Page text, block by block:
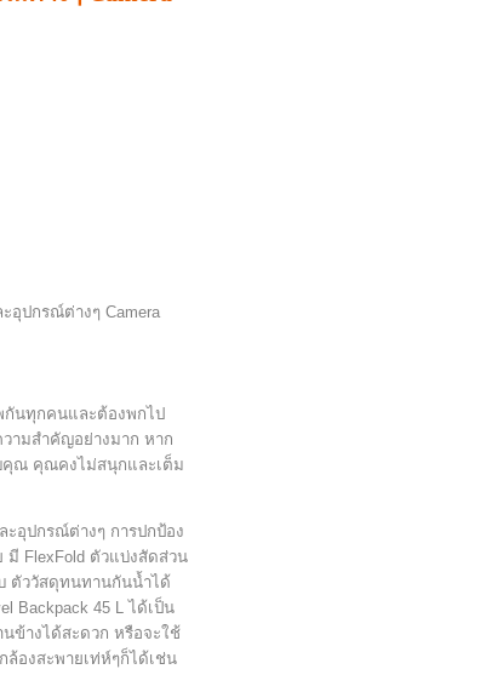
อุปกรณ์ต่างๆ Camera
กันทุกคนและต้องพกไป
ามสำคัญอย่างมาก หาก
คุณ คุณคงไม่สนุกและเต็ม
ะอุปกรณ์ต่างๆ การปกป้อง
FlexFold ตัวแบ่งสัดส่วน
ตัววัสดุทนทานกันน้ำได้
Backpack 45 L ได้เป็น
ข้างได้สะดวก หรือจะใช้
ล้องสะพายเท่ห์ๆก็ได้เช่น